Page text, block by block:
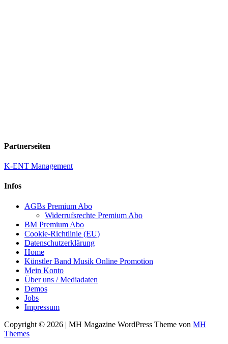
Partnerseiten
K-ENT Management
Infos
AGBs Premium Abo
Widerrufsrechte Premium Abo
BM Premium Abo
Cookie-Richtlinie (EU)
Datenschutzerklärung
Home
Künstler Band Musik Online Promotion
Mein Konto
Über uns / Mediadaten
Demos
Jobs
Impressum
Copyright © 2026 | MH Magazine WordPress Theme von MH
Themes